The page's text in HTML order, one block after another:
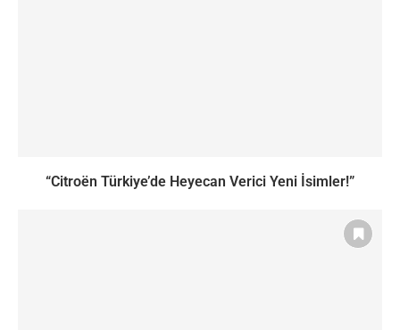
“Citroën Türkiye’de Heyecan Verici Yeni İsimler!”